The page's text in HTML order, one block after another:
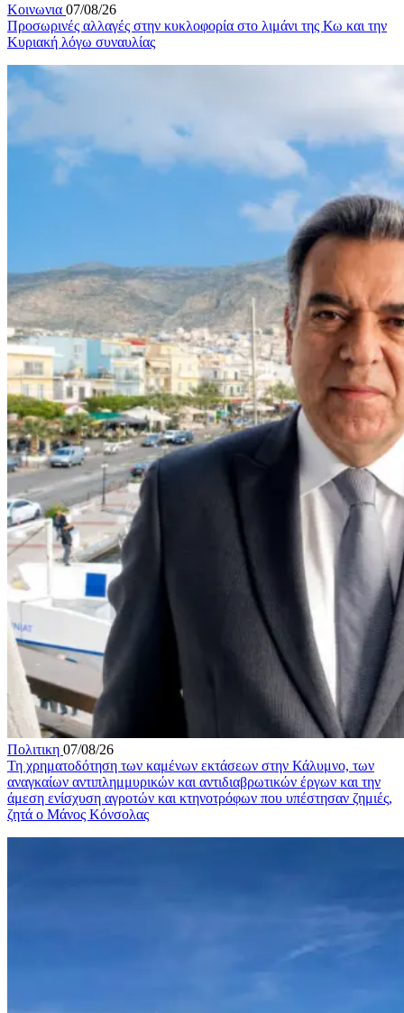
Κοινωνια 07/08/26
Προσωρινές αλλαγές στην κυκλοφορία στο λιμάνι της Κω και την
Κυριακή λόγω συναυλίας
Πολιτικη 07/08/26
Τη χρηματοδότηση των καμένων εκτάσεων στην Κάλυμνο, των
αναγκαίων αντιπλημμυρικών και αντιδιαβρωτικών έργων και την
άμεση ενίσχυση αγροτών και κτηνοτρόφων που υπέστησαν ζημιές,
ζητά ο Μάνος Κόνσολας